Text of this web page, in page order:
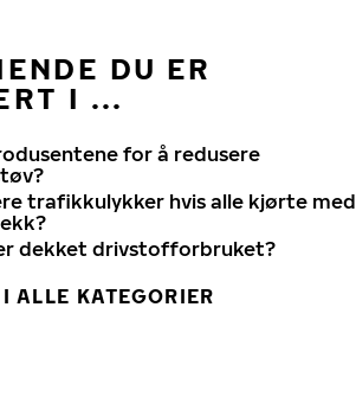
DU ER
I ...
for å redusere
trafikkulykker hvis alle kjørte med
dekket drivstofforbruket?
ALLE KATEGORIER